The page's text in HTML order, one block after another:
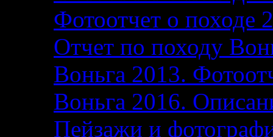
Фотоотчет о походе
Отчет по походу
Воньга 2013.
Воньга 2016.
Пейзажи и